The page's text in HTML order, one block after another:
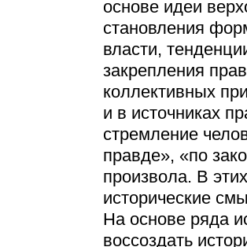
основе идеи
становления
власти,
закрепления
коллективных
и в источниках
стремление
правде», «по
произвола. В
исторические
На основе ряда
воссоздать